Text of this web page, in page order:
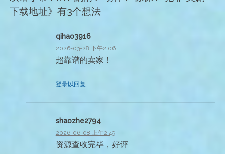
下载地址》有3个想法
qihao3916
2026-03-28 下午2:06
超靠谱的卖家！
登录以回复
shaozhe2794
2026-06-08 上午2:49
资源查收完毕，好评